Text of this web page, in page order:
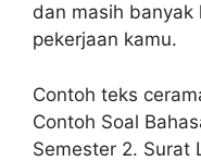
dan masih banyak
pekerjaan kamu.
Contoh teks
Contoh Soal
Semester 2. Surat